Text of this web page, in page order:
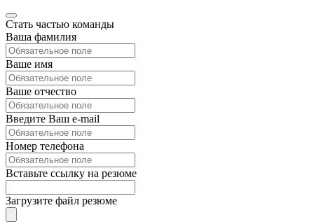
Стать частью команды
Ваша фамилия
Ваше имя
Ваше отчество
Введите Ваш e-mail
Номер телефона
Вставьте ссылку на резюме
Загрузите файл резюме